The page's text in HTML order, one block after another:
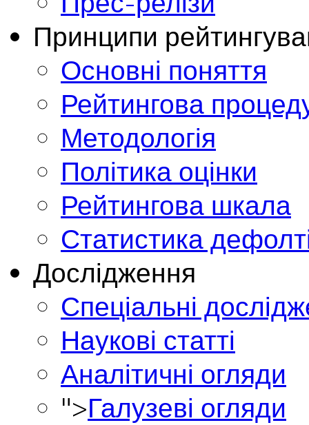
Принципи
Основні поняття
Рейтингова
Методологія
Політика оцінки
Рейтингова шкала
Статистика
Дослідження
Спеціальні
Наукові статті
Аналітичні огляди
">Галузеві огляди